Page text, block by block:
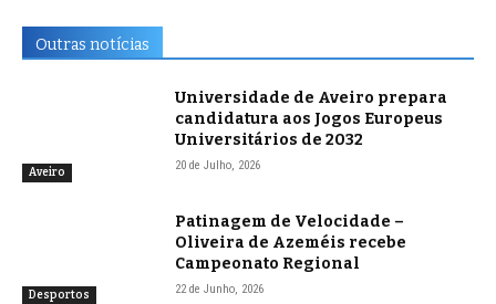
Outras notícias
Aveiro
Universidade de Aveiro prepara
candidatura aos Jogos Europeus
Universitários de 2032
20 de Julho, 2026
Desportos
Patinagem de Velocidade –
Oliveira de Azeméis recebe
Campeonato Regional
22 de Junho, 2026